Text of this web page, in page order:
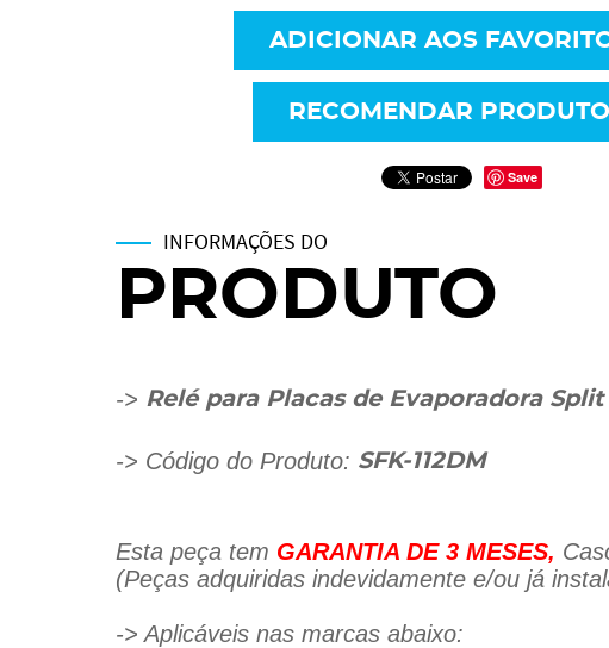
ADICIONAR AOS
RECOMENDAR PRODUTO
Save
INFORMAÇÕES DO
PRODUTO
-> Relé para Placas de Evaporadora
-> Código do Produto: SFK-112DM
Esta peça tem GARANTIA DE 3 MESES,
(Peças adquiridas indevidamente e/ou já
-> Aplicáveis nas marcas abaixo: